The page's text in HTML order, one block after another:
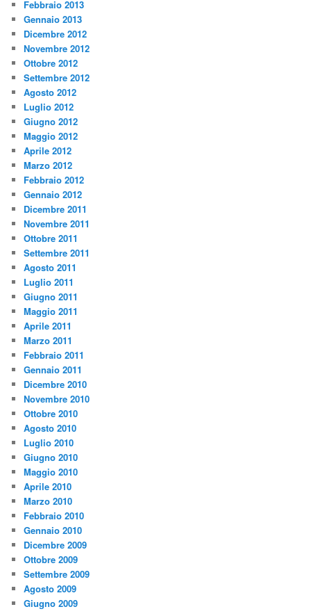
Febbraio 2013
Gennaio 2013
Dicembre 2012
Novembre 2012
Ottobre 2012
Settembre 2012
Agosto 2012
Luglio 2012
Giugno 2012
Maggio 2012
Aprile 2012
Marzo 2012
Febbraio 2012
Gennaio 2012
Dicembre 2011
Novembre 2011
Ottobre 2011
Settembre 2011
Agosto 2011
Luglio 2011
Giugno 2011
Maggio 2011
Aprile 2011
Marzo 2011
Febbraio 2011
Gennaio 2011
Dicembre 2010
Novembre 2010
Ottobre 2010
Agosto 2010
Luglio 2010
Giugno 2010
Maggio 2010
Aprile 2010
Marzo 2010
Febbraio 2010
Gennaio 2010
Dicembre 2009
Ottobre 2009
Settembre 2009
Agosto 2009
Giugno 2009